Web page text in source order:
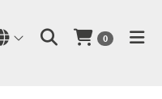
0